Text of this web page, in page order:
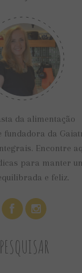
da alimentação
fundadora da
Encontre
para manter
e feliz.
PESQUISAR